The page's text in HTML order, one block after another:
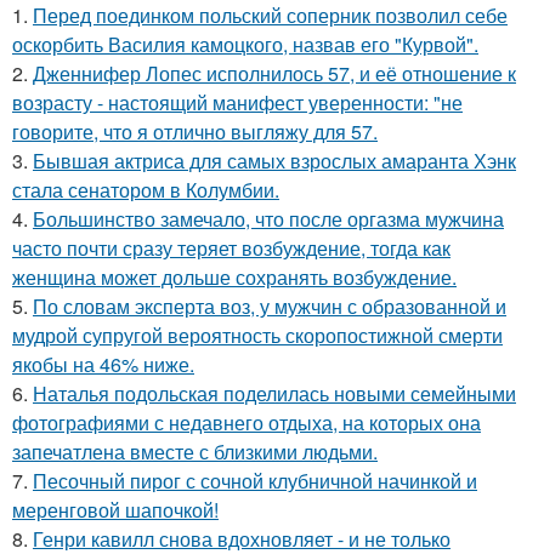
1. Перед поединком польский соперник позволил себе
оскорбить Василия камоцкого, назвав его "Курвой".
2. Дженнифер Лопес исполнилось 57, и её отношение к
возрасту - настоящий манифест уверенности: "не
говорите, что я отлично выгляжу для 57.
3. Бывшая актриса для самых взрослых амаранта Хэнк
стала сенатором в Колумбии.
4. Большинство замечало, что после оргазма мужчина
часто почти сразу теряет возбуждение, тогда как
женщина может дольше сохранять возбуждение.
5. По словам эксперта воз, у мужчин с образованной и
мудрой супругой вероятность скоропостижной смерти
якобы на 46% ниже.
6. Наталья подольская поделилась новыми семейными
фотографиями с недавнего отдыха, на которых она
запечатлена вместе с близкими людьми.
7. Песочный пирог с сочной клубничной начинкой и
меренговой шапочкой!
8. Генри кавилл снова вдохновляет - и не только